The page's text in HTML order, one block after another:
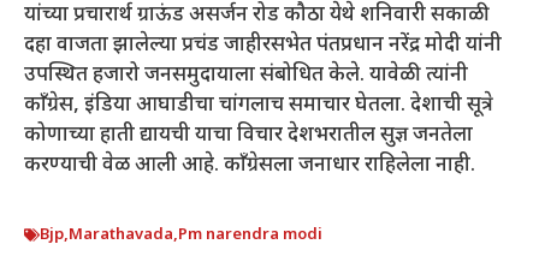
यांच्या प्रचारार्थ ग्राऊंड असर्जन रोड कौठा येथे शनिवारी सकाळी
दहा वाजता झालेल्या प्रचंड जाहीरसभेत पंतप्रधान नरेंद्र मोदी यांनी
उपस्थित हजारो जनसमुदायाला संबोधित केले. यावेळी त्यांनी
काँग्रेस, इंडिया आघाडीचा चांगलाच समाचार घेतला. देशाची सूत्रे
कोणाच्या हाती द्यायची याचा विचार देशभरातील सुज्ञ जनतेला
करण्याची वेळ आली आहे. काँग्रेसला जनाधार राहिलेला नाही.
Bjp,Marathavada,Pm narendra modi